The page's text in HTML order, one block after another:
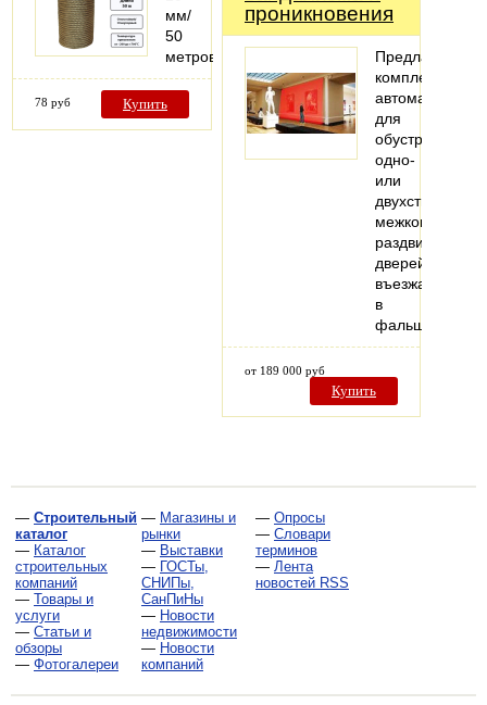
мм/
50
метров
78 руб Купить
проникновения
Предлагаем
комплекты
автоматики
для
обустройства
одно-
или
двухстворчатых
межкомнатных
раздвижных
дверей,
въезжающих
в
фальшстену..
от 189 000 руб
Купить
— Строительный
каталог
— Каталог
строительных
компаний
— Товары и
услуги
— Статьи и
обзоры
— Фотогалереи
— Магазины и
рынки
— Выставки
— ГОСТы,
СНИПы,
СанПиНы
— Новости
недвижимости
— Новости
компаний
— Опросы
— Словари
терминов
— Лента
новостей RSS